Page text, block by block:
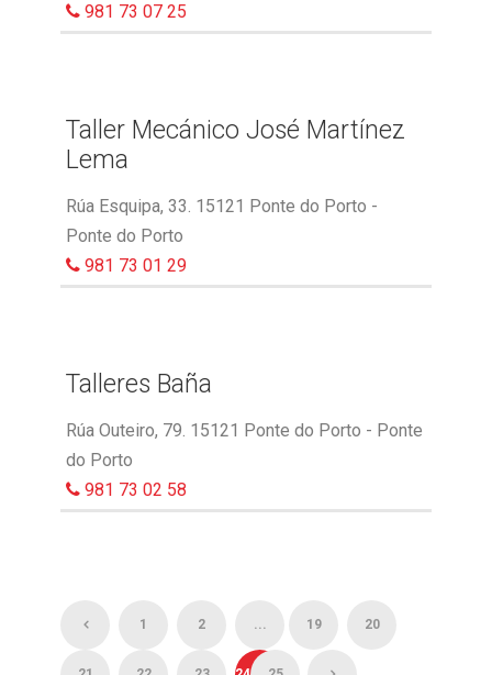
981 73 07 25
Taller Mecánico José Martínez
Lema
Rúa Esquipa, 33. 15121 Ponte do Porto -
Ponte do Porto
981 73 01 29
Talleres Baña
Rúa Outeiro, 79. 15121 Ponte do Porto - Ponte
do Porto
981 73 02 58
1 2 ... 19 20